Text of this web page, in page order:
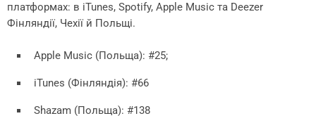
платформах: в iTunes, Spotify, Apple Music та Deezer
Фінляндії, Чехії й Польщі.
Apple Music (Польща): #25;
iTunes (Фінляндія): #66
Shazam (Польща): #138